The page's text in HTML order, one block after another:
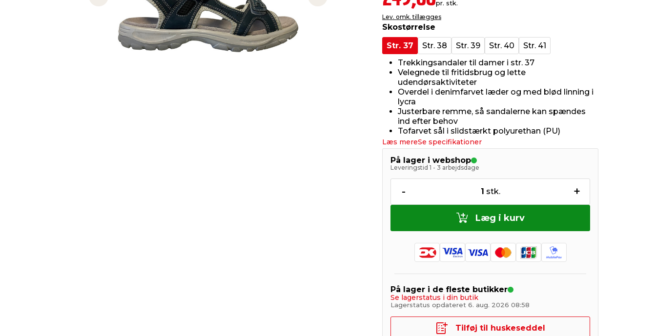
Previous slide Next slide pr. stk.
Lev. omk. tillægges
Skostørrelse
Str. 37
Str. 38 Str. 39 Str. 40
Str. 41
Trekkingsandaler til damer i str. 37
Velegnede til fritidsbrug og lette
udendørsaktiviteter
Overdel i denimfarvet læder og med blød linning i
lycra
Justerbare remme, så sandalerne kan spændes
ind efter behov
Tofarvet sål i slidstærkt polyurethan (PU)
Læs mereSe specifikationer
På lager i webshop
Leveringstid 1 - 3 arbejdsdage
- 1 stk. +
Læg i kurv
På lager i de fleste butikker
Se lagerstatus i din butik
Lagerstatus opdateret 6. aug. 2026 08:58
Tilføj til huskeseddel